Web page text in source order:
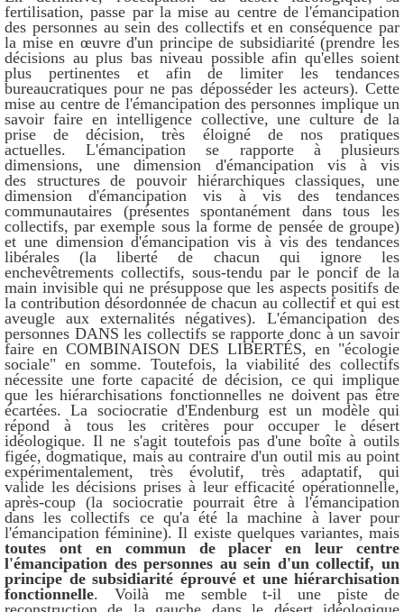
fertilisation, passe par la mise au centre de l'émancipation
des personnes au sein des collectifs et en conséquence par
la mise en œuvre d'un principe de subsidiarité (prendre les
décisions au plus bas niveau possible afin qu'elles soient
plus pertinentes et afin de limiter les tendances
bureaucratiques pour ne pas déposséder les acteurs). Cette
mise au centre de l'émancipation des personnes implique un
savoir faire en intelligence collective, une culture de la
prise de décision, très éloigné de nos pratiques
actuelles. L'émancipation se rapporte à plusieurs
dimensions, une dimension d'émancipation vis à vis
des structures de pouvoir hiérarchiques classiques, une
dimension d'émancipation vis à vis des tendances
communautaires (présentes spontanément dans tous les
collectifs, par exemple sous la forme de pensée de groupe)
et une dimension d'émancipation vis à vis des tendances
libérales (la liberté de chacun qui ignore les
enchevêtrements collectifs, sous-tendu par le poncif de la
main invisible qui ne présuppose que les aspects positifs de
la contribution désordonnée de chacun au collectif et qui est
aveugle aux externalités négatives). L'émancipation des
personnes DANS les collectifs se rapporte donc à un savoir
faire en COMBINAISON DES LIBERTÉS, en "écologie
sociale" en somme. Toutefois, la viabilité des collectifs
nécessite une forte capacité de décision, ce qui implique
que les hiérarchisations fonctionnelles ne doivent pas être
écartées. La sociocratie d'Endenburg est un modèle qui
répond à tous les critères pour occuper le désert
idéologique. Il ne s'agit toutefois pas d'une boîte à outils
figée, dogmatique, mais au contraire d'un outil mis au point
expérimentalement, très évolutif, très adaptatif, qui
valide les décisions prises à leur efficacité opérationnelle,
après-coup (la sociocratie pourrait être à l'émancipation
dans les collectifs ce qu'a été la machine à laver pour
l'émancipation féminine). Il existe quelques variantes, mais
toutes ont en commun de placer en leur centre
l'émancipation des personnes au sein d'un collectif, un
principe de subsidiarité éprouvé et une hiérarchisation
fonctionnelle. Voilà me semble t-il une piste de